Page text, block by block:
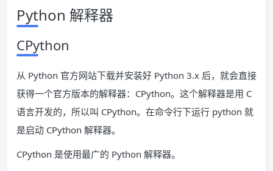
Python 解释器
CPython
从 Python 官方网站下载并安装好 Python 3.x 后，就会直接
获得一个官方版本的解释器：CPython。这个解释器是用 C
语言开发的，所以叫 CPython。在命令行下运行 python 就
是启动 CPython 解释器。
CPython 是使用最广的 Python 解释器。